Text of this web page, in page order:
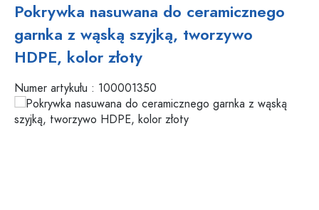
Pokrywka nasuwana do ceramicznego
garnka z wąską szyjką, tworzywo
HDPE, kolor złoty
Numer artykułu : 100001350